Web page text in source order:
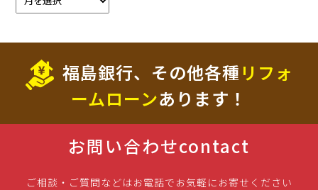
福島銀行、その他各種 リフォ
ームローンあります！
お問い合わせcontact
ご相談・ご質問などはお電話でお気軽にお寄せください